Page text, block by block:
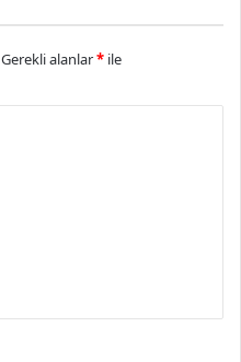
Gerekli alanlar* ile